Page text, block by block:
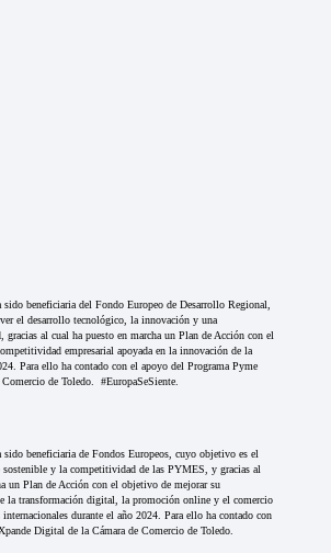
beneficiaria del Fondo Europeo de Desarrollo Regional,
el desarrollo tecnológico, la innovación y una
gracias al cual ha puesto en marcha un Plan de Acción con el
empresarial apoyada en la innovación de la
Para ello ha contado con el apoyo del Programa Pyme
de Toledo. #EuropaSeSiente.
beneficiaria de Fondos Europeos, cuyo objetivo es el
sostenible y la competitividad de las PYMES, y gracias al
un Plan de Acción con el objetivo de mejorar su
la transformación digital, la promoción online y el comercio
internacionales durante el año 2024. Para ello ha contado con
Digital de la Cámara de Comercio de Toledo.